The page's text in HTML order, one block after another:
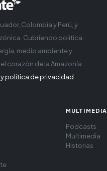
Colombia y Perú, y
Cubriendo política,
medio ambiente y
corazón de la Amazonía
y política de privacidad
MULTIMEDIA
Podcasts
Multimedia
Historias